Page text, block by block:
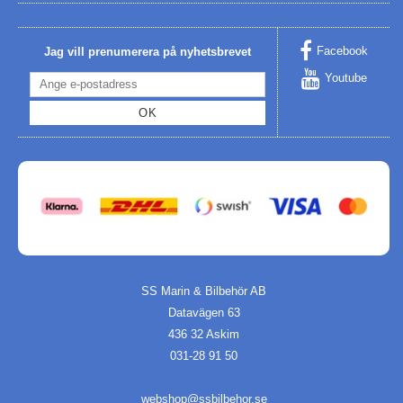
Jag vill prenumerera på nyhetsbrevet
OK
Facebook
Youtube
SS Marin & Bilbehör AB
Datavägen 63
436 32 Askim
031-28 91 50
webshop@ssbilbehor.se